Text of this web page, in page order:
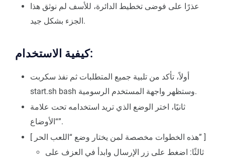
عذرًا على فوضى تخطيط الدائرة، للأسف لم نوثق هذا
الجزء بشكل جيد.
كيفية الاستخدام:
أولاً، تأكد من تلبية جميع المتطلبات ثم نفذ سكربت
start.sh bash وستظهر واجهة المستخدم الرسومية.
ثانيًا، اختر الوضع الذي تريد استخدامه تحت علامة
“الأوضاع”.
[ هذه الخطوات مخصصة لمن يختار وضع “اللعب الحر” ]
ثالثًا: اضغط على زر الإرسال وابدأ في العزف على